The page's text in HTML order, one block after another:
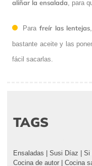
aliñar la ensalada , para
Para freír las lentejas
bastante aceite y las
fácil sacarlas.
TAGS
Ensaladas | Susi Díaz | Si
Cocina de autor | Cocina